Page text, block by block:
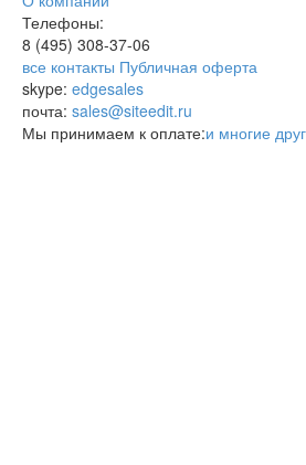
Телефоны:
8 (495) 308-37-06
все контакты Публичная оферта
skype: edgesales
почта: sales@siteedit.ru
Мы принимаем к оплате:и многие